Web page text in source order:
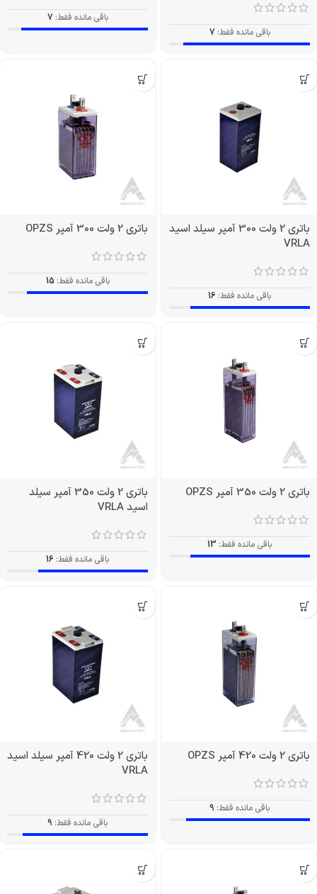
باقی مانده فقط: 7
باقی مانده فقط: 7
باتری 2 ولت 300 آمپر سیلد اسید
VRLA
باقی مانده فقط: 16
باتری 2 ولت 300 آمپر OPZS
باقی مانده فقط: 15
باتری 2 ولت 350 آمپر OPZS
باقی مانده فقط: 13
باتری 2 ولت 350 آمپر سیلد
اسید VRLA
باقی مانده فقط: 16
باتری 2 ولت 420 آمپر OPZS
باقی مانده فقط: 9
باتری 2 ولت 420 آمپر سیلد اسید
VRLA
باقی مانده فقط: 9